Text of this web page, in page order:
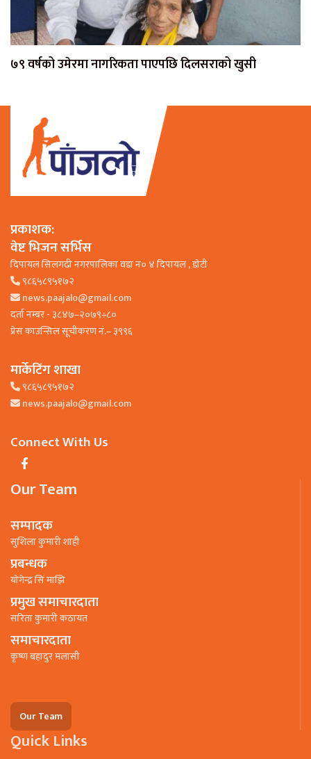
७९ वर्षको उमेरमा नागरिकता पाएपछि दिलसराको खुसी
प्रकाशक:
वेष्ट भिजन सर्भिस
दिपायल सिलगढी नगरपालिका वडा न० ४ दिपायल , डाेटी
९८६५८९५१७२
news.paajalo@gmail.com
दर्ता नम्बर - ३८४७–२०७९÷८०
प्रेस काउन्सिल सूचीकरण नं.– ३९९६
मार्केटिंग शाखा
९८६५८९५१७२
news.paajalo@gmail.com
Connect With Us
Our Team
सम्पादक
सुशिला कुमारी शाही
प्रबन्धक
याेगेन्द्र सिं माझि
प्रमुख समाचारदाता
सरिता कुमारी कठायत
समाचारदाता
कृष्ण बहादुर मलासी
Our Team
Quick Links